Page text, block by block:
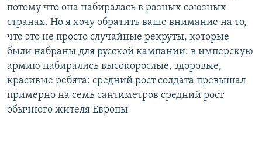
потому что она набиралась в разных союзных
странах. Но я хочу обратить ваше внимание на то,
что это не просто случайные рекруты, которые
были набраны для русской кампании: в имперскую
армию набирались высокорослые, здоровые,
красивые ребята: средний рост солдата превышал
примерно на семь сантиметров средний рост
обычного жителя Европы